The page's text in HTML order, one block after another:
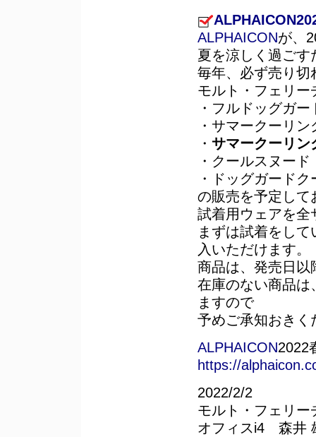
ALPHAICONが、
夏を涼しく過ごす
毎年、必ず売り切
モルト・フェリー
・フルドッグガ
・サマークーリ
・ サマークーリン
・クールスヌー
・ドッグガード
の販売を予定して
試着用ウェアを全
まずは試着をし
入いただけます。
商品は、発売日以
在庫のない商品は
ますので
予めご承知おきく
ALPHAICON2022
https://
2022/2/2
モルト・フェリー
オフィスi4 森井